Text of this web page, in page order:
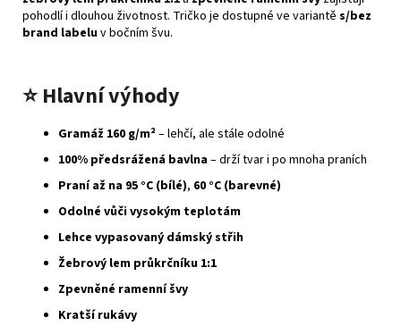
pohodlí i dlouhou životnost. Tričko je dostupné ve variantě s/bez
brand labeluv bočním švu.
⭐Hlavní výhody
Gramáž 160 g/m²– lehčí, ale stále odolné
100% předsrážená bavlna– drží tvar i po mnoha praních
Praní až na 95 °C (bílé), 60 °C (barevné)
Odolné vůči vysokým teplotám
Lehce vypasovaný dámský střih
Žebrový lem průkrčníku 1:1
Zpevněné ramenní švy
Kratší rukávy